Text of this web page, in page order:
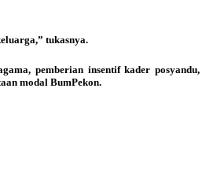
tukasnya.
pemberian insentif kader posyandu,
modal BumPekon.